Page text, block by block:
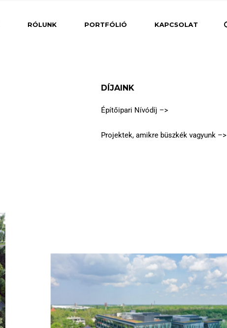
RÓLUNK PORTFÓLIÓ
Csarnok
Középületek
Lakóépületek
KAPCSOLAT
Belsőépítészet
Lakóépületek
DÍJAINK
Építőipari Nívódíj –>
Projektek, amikre büszkék vagyunk –>